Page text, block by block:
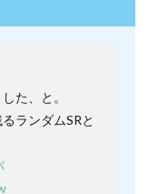
た、と。
ランダムSRと